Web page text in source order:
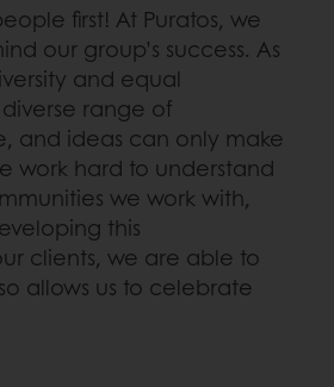
first! At Puratos, we
our group’s success. As
and equal
range of
and ideas can only make
work hard to understand
we work with,
this
clients, we are able to
allows us to celebrate